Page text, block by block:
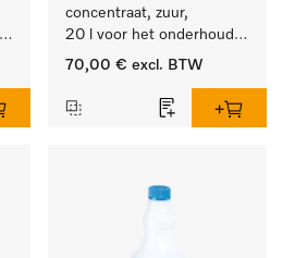
concentraat, zuur,
20 l voor het onderhoud
van vezels zodat het
70,00 € excl. BTW